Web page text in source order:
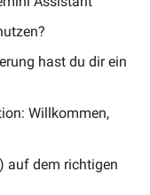
hast du dir ein
Willkommen,
auf dem richtigen